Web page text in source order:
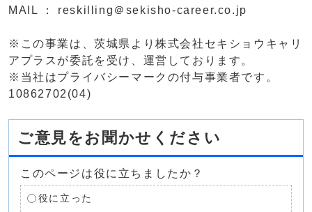
MAIL ： reskilling＠sekisho-career.co.jp
※この事業は、茨城県より株式会社セキショウキャリ
アプラスが委託を受け、運営しております。
※当社はプライバシーマークの付与事業者です。
10862702(04)
ご意見をお聞かせください
このページは役に立ちましたか？
役に立った